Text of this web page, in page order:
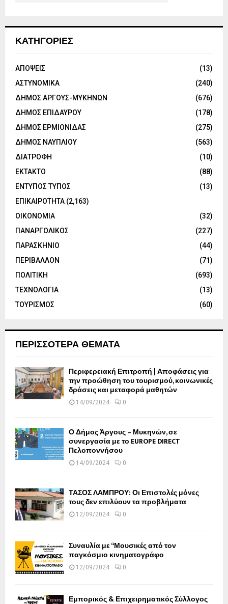
ΚΑΤΗΓΟΡΙΕΣ
ΑΠΟΨΕΙΣ
(13)
ΑΣΤΥΝΟΜΙΚΑ
(240)
ΔΗΜΟΣ ΑΡΓΟΥΣ-ΜΥΚΗΝΩΝ
(676)
ΔΗΜΟΣ ΕΠΙΔΑΥΡΟΥ
(178)
ΔΗΜΟΣ ΕΡΜΙΟΝΙΔΑΣ
(275)
ΔΗΜΟΣ ΝΑΥΠΛΙΟΥ
(563)
ΔΙΑΤΡΟΦΗ
(10)
ΕΚΤΑΚΤΟ
(88)
ΕΝΤΥΠΟΣ ΤΥΠΟΣ
(13)
ΕΠΙΚΑΙΡΟΤΗΤΑ (2,163)
ΟΙΚΟΝΟΜΙΑ
(32)
ΠΑΝΑΡΓΟΛΙΚΟΣ
(227)
ΠΑΡΑΣΚΗΝΙΟ
(44)
ΠΕΡΙΒΑΛΛΟΝ
(71)
ΠΟΛΙΤΙΚΗ
(693)
ΤΕΧΝΟΛΟΓΙΑ
(13)
ΤΟΥΡΙΣΜΟΣ
(60)
ΠΕΡΙΣΣΟΤΕΡΑ ΘΕΜΑΤΑ
Περιφερειακή Επιτροπή | Αποφάσεις για
την προώθηση του τουρισμού, κοινωνικές
δράσεις και μεταφορά μαθητών
14/09/2024 0
Ο Δήμος Άργους – Μυκηνών, σε
συνεργασία με το EUROPE DIRECT
Πελοποννήσου
14/09/2024 0
ΤΑΣΟΣ ΛΑΜΠΡΟΥ: Οι Επιστολές μόνες
τους δεν επιλύουν τα προβλήματα
12/09/2024 0
Συναυλία με “Μουσικές από τον
παγκόσμιο κινηματογράφο
12/09/2024 0
Εμπορικός & Επιχειρηματικός Σύλλογος